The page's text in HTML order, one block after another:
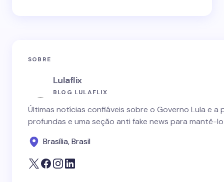
SOBRE
Lulaflix
BLOG LULAFLIX
Últimas notícias confiáveis sobre o Governo Lula e
profundas e uma seção anti fake news para mantê-
Brasília, Brasil